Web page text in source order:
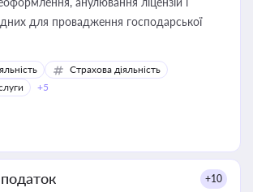
для провадження господарської
Страхова діяльність
+5
+10